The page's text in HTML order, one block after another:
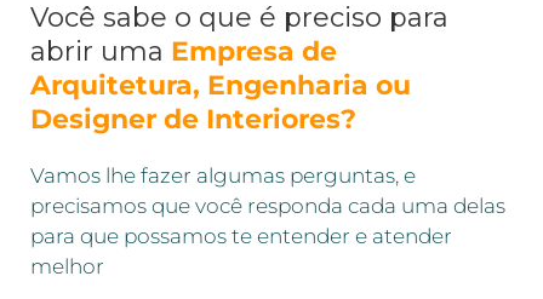
Você sabe o que é preciso para
abrir uma Empresa de
Arquitetura, Engenharia ou
Designer de Interiores?
Vamos lhe fazer algumas perguntas, e
precisamos que você responda cada uma delas
para que possamos te entender e atender
melhor